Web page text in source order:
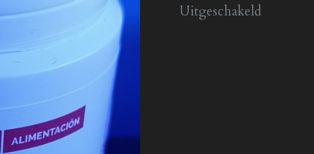
Uitgeschakeld